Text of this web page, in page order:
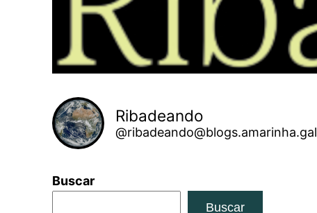
Ribadeando
@ribadeando@blogs.amarinha.gal
Buscar
Buscar